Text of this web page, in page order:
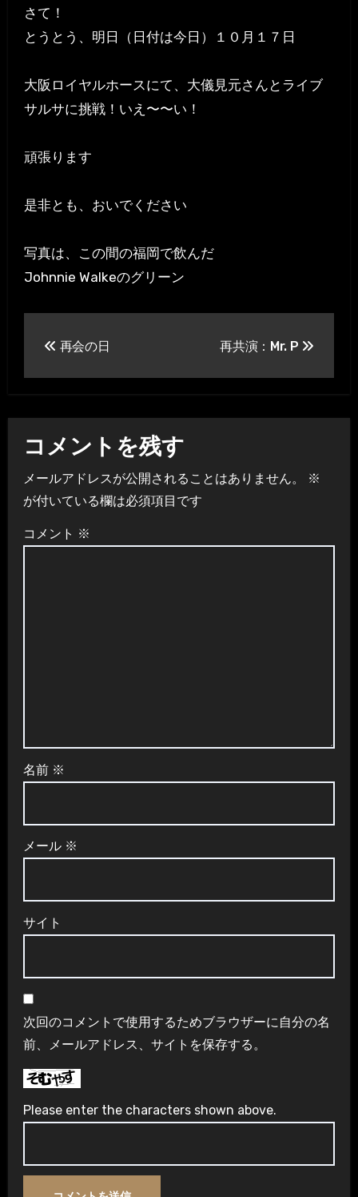
さて！
とうとう、明日（日付は今日）１０月１７日
大阪ロイヤルホースにて、大儀見元さんとライブ
サルサに挑戦！いえ〜〜い！
頑張ります
是非とも、おいでください
写真は、この間の福岡で飲んだ
Johnnie Walkeのグリーン
ビ
ゲ
ー
シ
再会の日 再共演：Mr. P
コメントを残す
メールアドレスが公開されることはありません。
※
が付いている欄は必須項目です
コメント ※
名前 ※
メール ※
サイト
次回のコメントで使用するためブラウザーに自分の名
前、メールアドレス、サイトを保存する。
Please enter the characters shown above.